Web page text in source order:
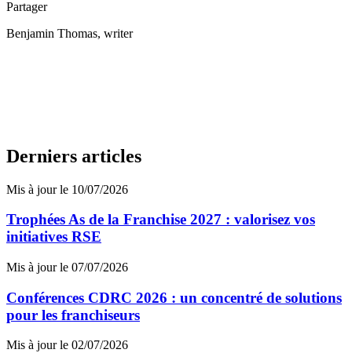
Partager
Benjamin Thomas, writer
Derniers articles
Mis à jour le 10/07/2026
Trophées As de la Franchise 2027 : valorisez vos
initiatives RSE
Mis à jour le 07/07/2026
Conférences CDRC 2026 : un concentré de solutions
pour les franchiseurs
Mis à jour le 02/07/2026